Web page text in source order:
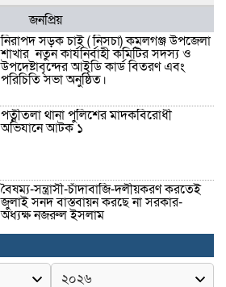
জনপ্রিয়
নিরাপদ সড়ক চাই ( নিসচা) কমলগঞ্জ উপজেলা
শাখার নতুন কার্যনির্বাহী কমিটির সদস্য ও
উপদেষ্টাবৃন্দের আইডি কার্ড বিতরণ এবং
পরিচিতি সভা অনুষ্ঠিত।
পত্নীতলা থানা পুলিশের মাদকবিরোধী
অভিযানে আটক ১
বৈষম্য-সন্ত্রাসী-চাঁদাবাজি-দলীয়করণ করতেই
জুলাই সনদ বাস্তবায়ন করছে না সরকার-
অধ্যক্ষ নজরুল ইসলাম
ঠাকুরগাঁওয়ে ইজিবাইক চোরচক্রের ৩ সদস্য
গ্রেপ্তার, বিপুল পরিমাণ যন্ত্রাংশ উদ্ধার ‎